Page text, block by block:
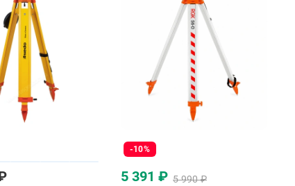
-10%
5 391 ₽ 5 990 ₽